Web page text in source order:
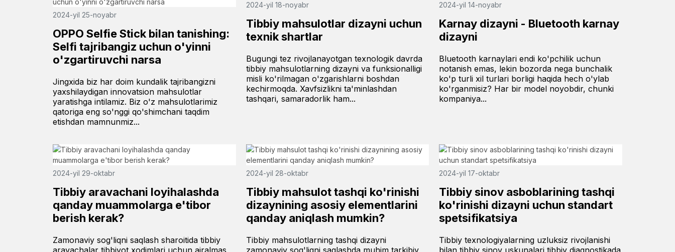
2024-yil 25-noyabr
OPPO Selfie Stick bilan tanishing:
Selfi tajribangiz uchun o'yinni
o'zgartiruvchi narsa
Jingxida biz har doim kundalik tajribangizni
yaxshilaydigan innovatsion mahsulotlar
yaratishga intilamiz. Biz o'z mahsulotlarimiz
qatoriga eng so'nggi qo'shimchani taqdim
etishdan mamnunmiz...
2024-yil 18-noyabr
Tibbiy mahsulotlar dizayni uchun
texnik shartlar
Bugungi tez rivojlanayotgan texnologik davrda
tibbiy mahsulotlarning dizayni va funksionalligi
misli ko'rilmagan o'zgarishlarni boshdan
kechirmoqda. Xavfsizlikni ta'minlashdan
tashqari, samaradorlik ham...
2024-yil 14-noyabr
Karnay dizayni - Bluetooth karnay
dizayni
Bluetooth karnaylari endi ko'pchilik uchun
notanish emas, lekin bozorda nega bunchalik
ko'p turli xil turlari borligi haqida hech o'ylab
ko'rganmisiz? Har bir model noyobdir, chunki
kompaniya...
2024-yil 29-oktabr
Tibbiy aravachani loyihalashda
qanday muammolarga e'tibor
berish kerak?
Zamonaviy sog'liqni saqlash sharoitida tibbiy
aravachalar tibbiyot xodimlari uchun ajralmas
2024-yil 28-oktabr
Tibbiy mahsulot tashqi ko'rinishi
dizaynining asosiy elementlarini
qanday aniqlash mumkin?
Tibbiy mahsulotlarning tashqi dizayni
zamonaviy sog'liqni saqlashda muhim tarkibiy
2024-yil 17-oktabr
Tibbiy sinov asboblarining tashqi
ko'rinishi dizayni uchun standart
spetsifikatsiya
Tibbiy texnologiyalarning uzluksiz rivojlanishi
bilan tibbiy sinov uskunalari tibbiy diagnostikada